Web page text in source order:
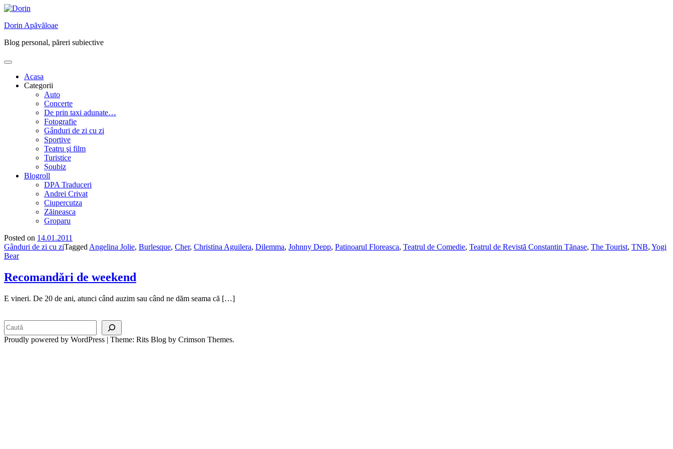
Skip
content
Dorin Apăvăloae
Blog personal, păreri subiective
Acasa
Categorii
Auto
Concerte
De prin taxi adunate…
Fotografie
Gânduri de zi cu zi
Sportive
Teatru şi film
Turistice
Șoubiz
Blogroll
DPA Traduceri
Andrei Crivat
Ciupercutza
Zăineasca
Groparu
Posted on 14.01.2011
Gânduri de zi cu ziTagged Angelina Jolie, Burlesque, Cher, Christina Aguilera, Dilemma, Johnny Depp, Patinoarul Floreasca, Teatrul de Comedie, Teatrul de Revistă Constantin Tănase, The Tourist, TNB, Yogi
Bear
Recomandări de weekend
E vineri. De 20 de ani, atunci când auzim sau când ne dăm seama că […]
Proudly powered by WordPress | Theme: Rits Blog by Crimson Themes.